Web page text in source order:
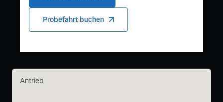
Probefahrt buchen
Antrieb